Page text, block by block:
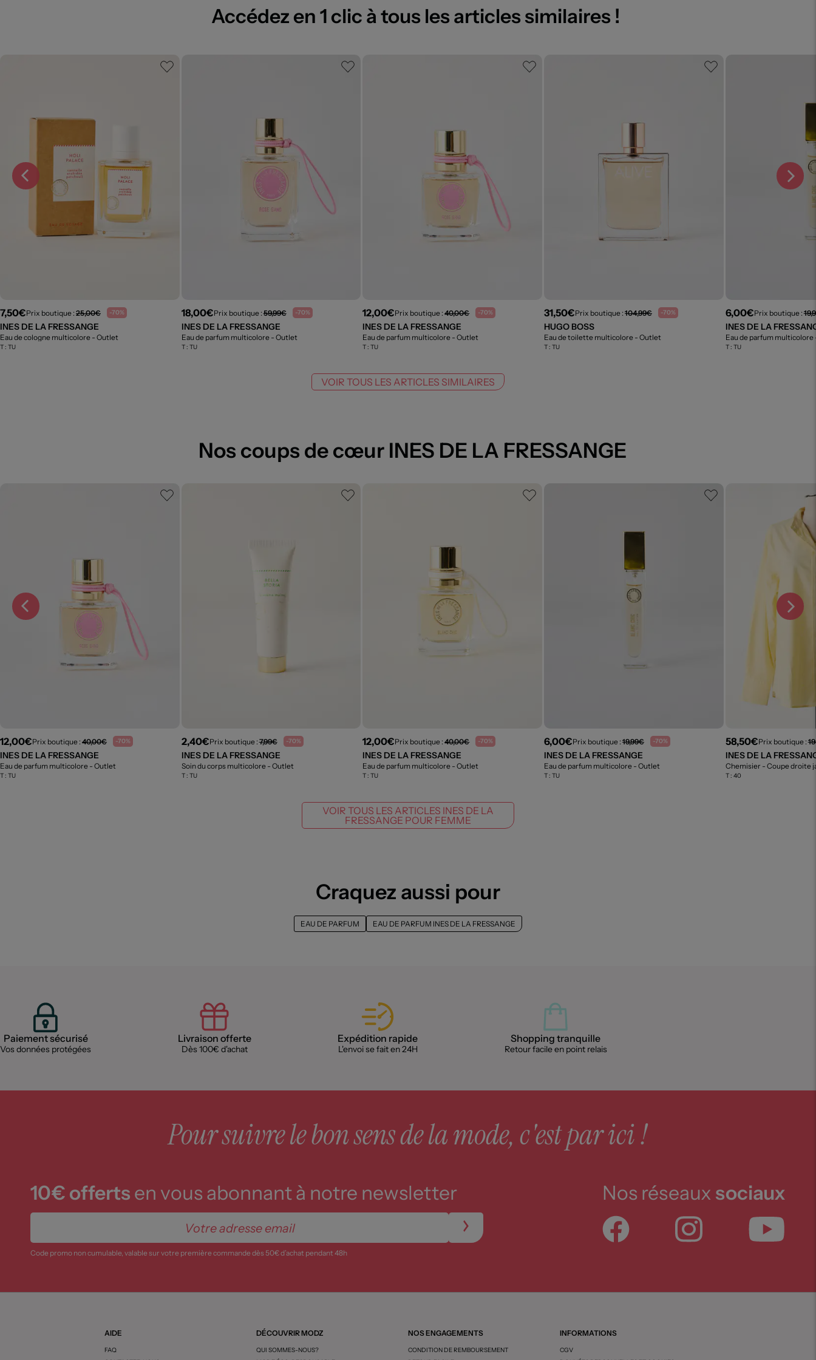
Accédez en 1 clic à tous les articles similaires !
7,50€Prix boutique : 25,00€ -70%
INES DE LA FRESSANGE
Eau de cologne multicolore - Outlet
T : TU
18,00€Prix boutique :59,99€ -70%
INES DE LA FRESSANGE
Eau de parfum multicolore - Outlet
T : TU
12,00€Prix boutique :40,00€ -70%
INES DE LA FRESSANGE
Eau de parfum multicolore - Outlet
T :TU
31,50€Prix boutique :104,99€ -70%
HUGO BOSS
Eau de toilette multicolore - Outlet
T :TU
6,00€Prix boutique :
INES DE LA
Eau de parfum multicolore
T : TU
VOIR TOUS LES ARTICLES SIMILAIRES
Nos coups de cœur INES DE LA FRESSANGE
12,00€Prix boutique : 40,00€ -70%
INES DE LA FRESSANGE
Eau de parfum multicolore - Outlet
T : TU
2,40€Prix boutique :7,99€ -70%
INES DE LA FRESSANGE
Soin du corps multicolore - Outlet
T : TU
12,00€Prix boutique :40,00€ -70%
INES DE LA FRESSANGE
Eau de parfum multicolore - Outlet
T :TU
6,00€Prix boutique :19,99€ -70%
INES DE LA FRESSANGE
Eau de parfum multicolore - Outlet
T :TU
58,50€Prix boutique :
INES DE LA
Chemisier - Coupe droite
T : 40
VOIR TOUS LES ARTICLES INES DE LA
FRESSANGE POUR FEMME
Craquez aussi pour
EAU DE PARFUM EAU DE PARFUM INES DE LA FRESSANGE
Paiement sécurisé
Vos données protégées
Livraison offerte
Dès 100€ d'achat
Expédition rapide
L'envoi se fait en 24H
Shopping tranquille
Retour facile en point relais
Pour suivre le bon sens de la mode, c'est par ici !
10€ offerts en vous abonnant à notre newsletter
Code promo non cumulable, valable sur votre première commande dès 50€ d’achat pendant 48h
Nos réseaux sociaux
AIDE
FAQ
DÉCOUVRIR MODZ
QUI SOMMES-NOUS?
NOS ENGAGEMENTS
CONDITION DE REMBOURSEMENT
INFORMATIONS
CGV